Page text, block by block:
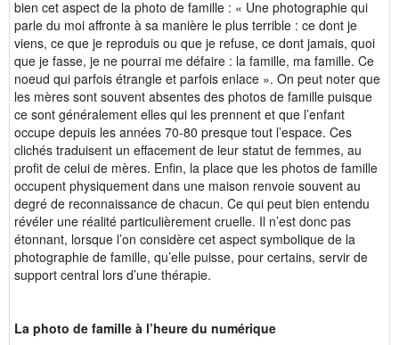
bien cet aspect de la photo de famille : « Une photographie qui
parle du moi affronte à sa manière le plus terrible : ce dont je
viens, ce que je reproduis ou que je refuse, ce dont jamais, quoi
que je fasse, je ne pourrai me défaire : la famille, ma famille. Ce
noeud qui parfois étrangle et parfois enlace ». On peut noter que
les mères sont souvent absentes des photos de famille puisque
ce sont généralement elles qui les prennent et que l’enfant
occupe depuis les années 70-80 presque tout l’espace. Ces
clichés traduisent un effacement de leur statut de femmes, au
profit de celui de mères. Enfin, la place que les photos de famille
occupent physiquement dans une maison renvoie souvent au
degré de reconnaissance de chacun. Ce qui peut bien entendu
révéler une réalité particulièrement cruelle. Il n’est donc pas
étonnant, lorsque l’on considère cet aspect symbolique de la
photographie de famille, qu’elle puisse, pour certains, servir de
support central lors d’une thérapie.
La photo de famille à l’heure du numérique